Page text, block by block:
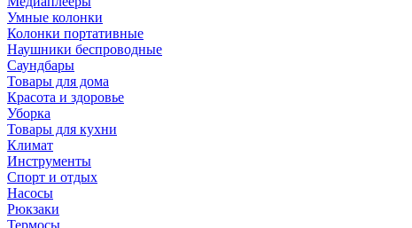
Умные колонки
Колонки портативные
Наушники беспроводные
Саундбары
Товары для дома
Красота и здоровье
Уборка
Товары для кухни
Климат
Инструменты
Спорт и отдых
Насосы
Рюкзаки
Термосы